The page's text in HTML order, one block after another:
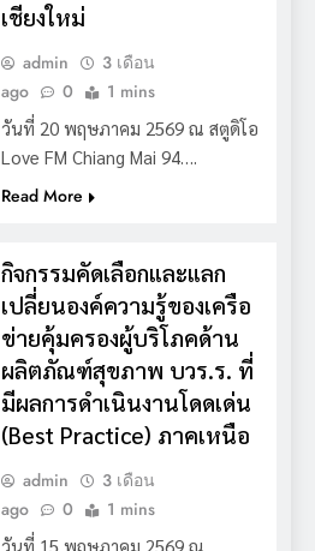
เชียงใหม่
admin
3 เดือน
ago
0 1 mins
วันที่ 20 พฤษภาคม 2569 ณ สตูดิโอ
Love FM Chiang Mai 94….
Read More
กิจกรรมคัดเลือกและแลก
เปลี่ยนองค์ความรู้ของเครือ
ข่ายคุ้มครองผู้บริโภคด้าน
ผลิตภัณฑ์สุขภาพ บวร.ร. ที่
มีผลการดำเนินงานโดดเด่น
(Best Practice) ภาคเหนือ
admin
3 เดือน
ago
0 1 mins
วันที่ 15 พฤษภาคม 2569 ณ